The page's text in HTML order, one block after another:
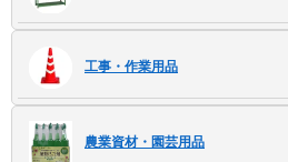
工事・作業用品
農業資材・園芸用品